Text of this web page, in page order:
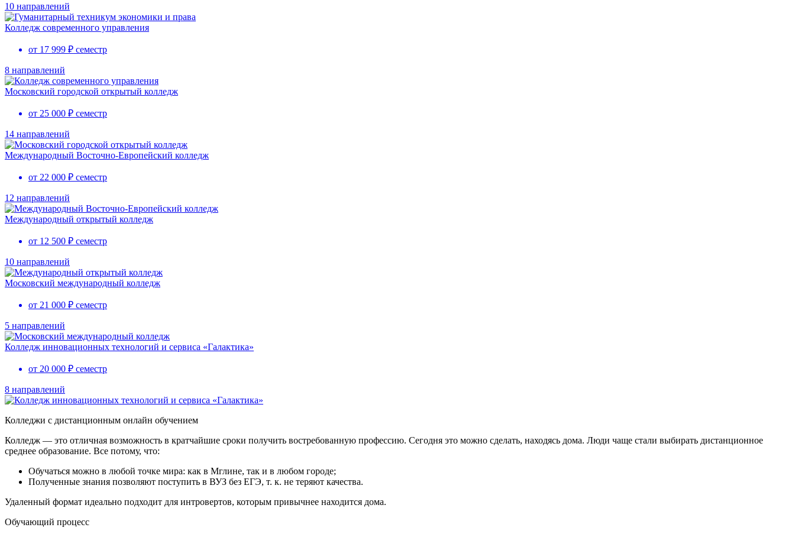
10 направлений
Колледж современного управления
от 17 999 ₽ семестр
8 направлений
Московский городской открытый колледж
от 25 000 ₽ семестр
14 направлений
Международный Восточно-Европейский колледж
от 22 000 ₽ семестр
12 направлений
Международный открытый колледж
от 12 500 ₽ семестр
10 направлений
Московский международный колледж
от 21 000 ₽ семестр
5 направлений
Колледж инновационных технологий и сервиса «Галактика»
от 20 000 ₽ семестр
8 направлений
Колледжи с дистанционным онлайн обучением
Колледж — это отличная возможность в кратчайшие сроки получить востребованную профессию. Сегодня это можно сделать, находясь дома. Люди чаще стали выбирать дистанционное
среднее образование. Все потому, что:
Обучаться можно в любой точке мира: как в Мглине, так и в любом городе;
Полученные знания позволяют поступить в ВУЗ без ЕГЭ, т. к. не теряют качества.
Удаленный формат идеально подходит для интровертов, которым привычнее находится дома.
Обучающий процесс